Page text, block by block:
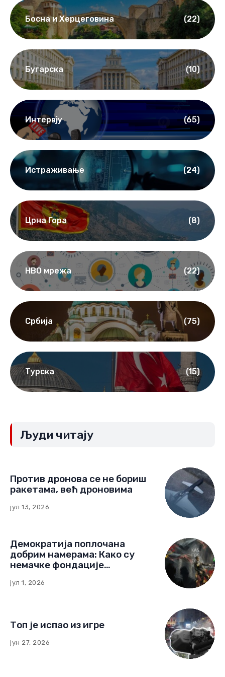
Босна и Херцеговина (22)
Бугарска (10)
Интервју (65)
Истраживање (24)
Црна Гора (8)
НВО мрежа (22)
Србија (75)
Турска (15)
Људи читају
Против дронова се не бориш
ракетама, већ дроновима
јул 13, 2026
Демократија поплочана
добрим намерама: Како су
немачке фондације
Црној Гори
јул 1, 2026
Топ је испао из игре
јун 27, 2026